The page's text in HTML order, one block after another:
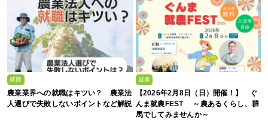
就農
農業業界への就職はキツい？ 農業法
人選びで失敗しないポイントなど解説
就農
【2026年2月8日（日）開催！】 ぐ
んま就農FEST ～農あるくらし、群
馬でしてみませんか～